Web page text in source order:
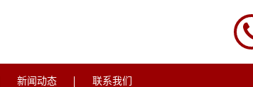
新闻动态 联系我们